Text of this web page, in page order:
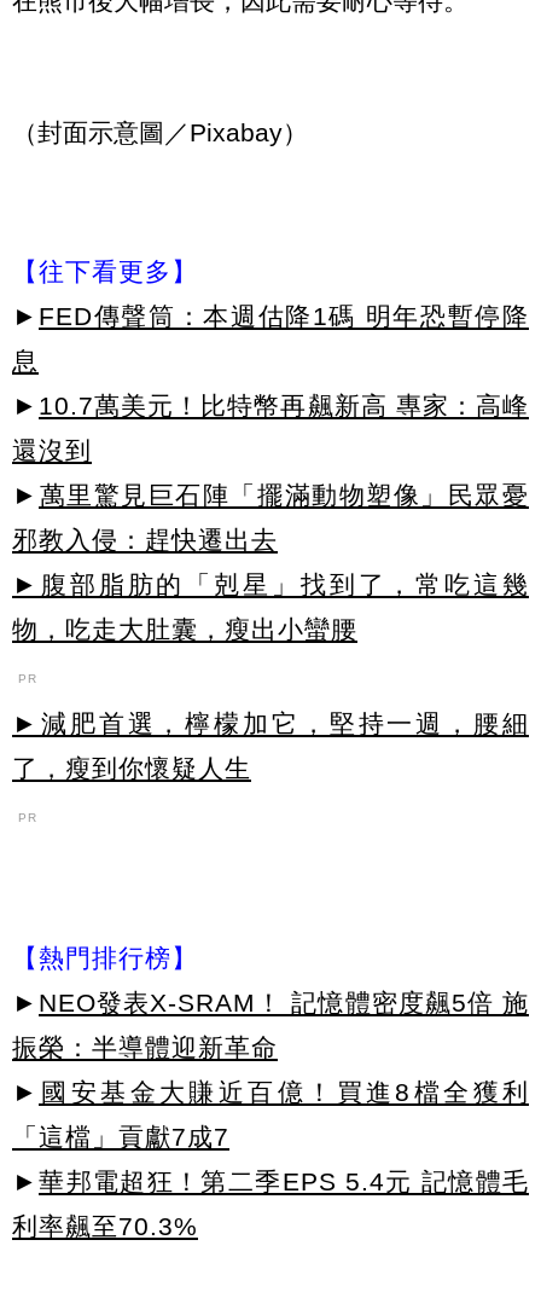
（封面示意圖／Pixabay）
【往下看更多】
► FED傳聲筒：本週估降1碼 明年恐暫停降
息
► 10.7萬美元！比特幣再飆新高 專家：高峰
還沒到
► 萬里驚見巨石陣「擺滿動物塑像」民眾憂
邪教入侵：趕快遷出去
►腹部脂肪的「剋星」找到了，常吃這幾
物，吃走大肚囊，瘦出小蠻腰
PR
►減肥首選，檸檬加它，堅持一週，腰細
了，瘦到你懷疑人生
PR
【熱門排行榜】
► NEO發表X-SRAM！ 記憶體密度飆5倍 施
振榮：半導體迎新革命
► 國安基金大賺近百億！買進8檔全獲利
「這檔」貢獻7成7
► 華邦電超狂！第二季EPS 5.4元 記憶體毛
利率飆至70.3%